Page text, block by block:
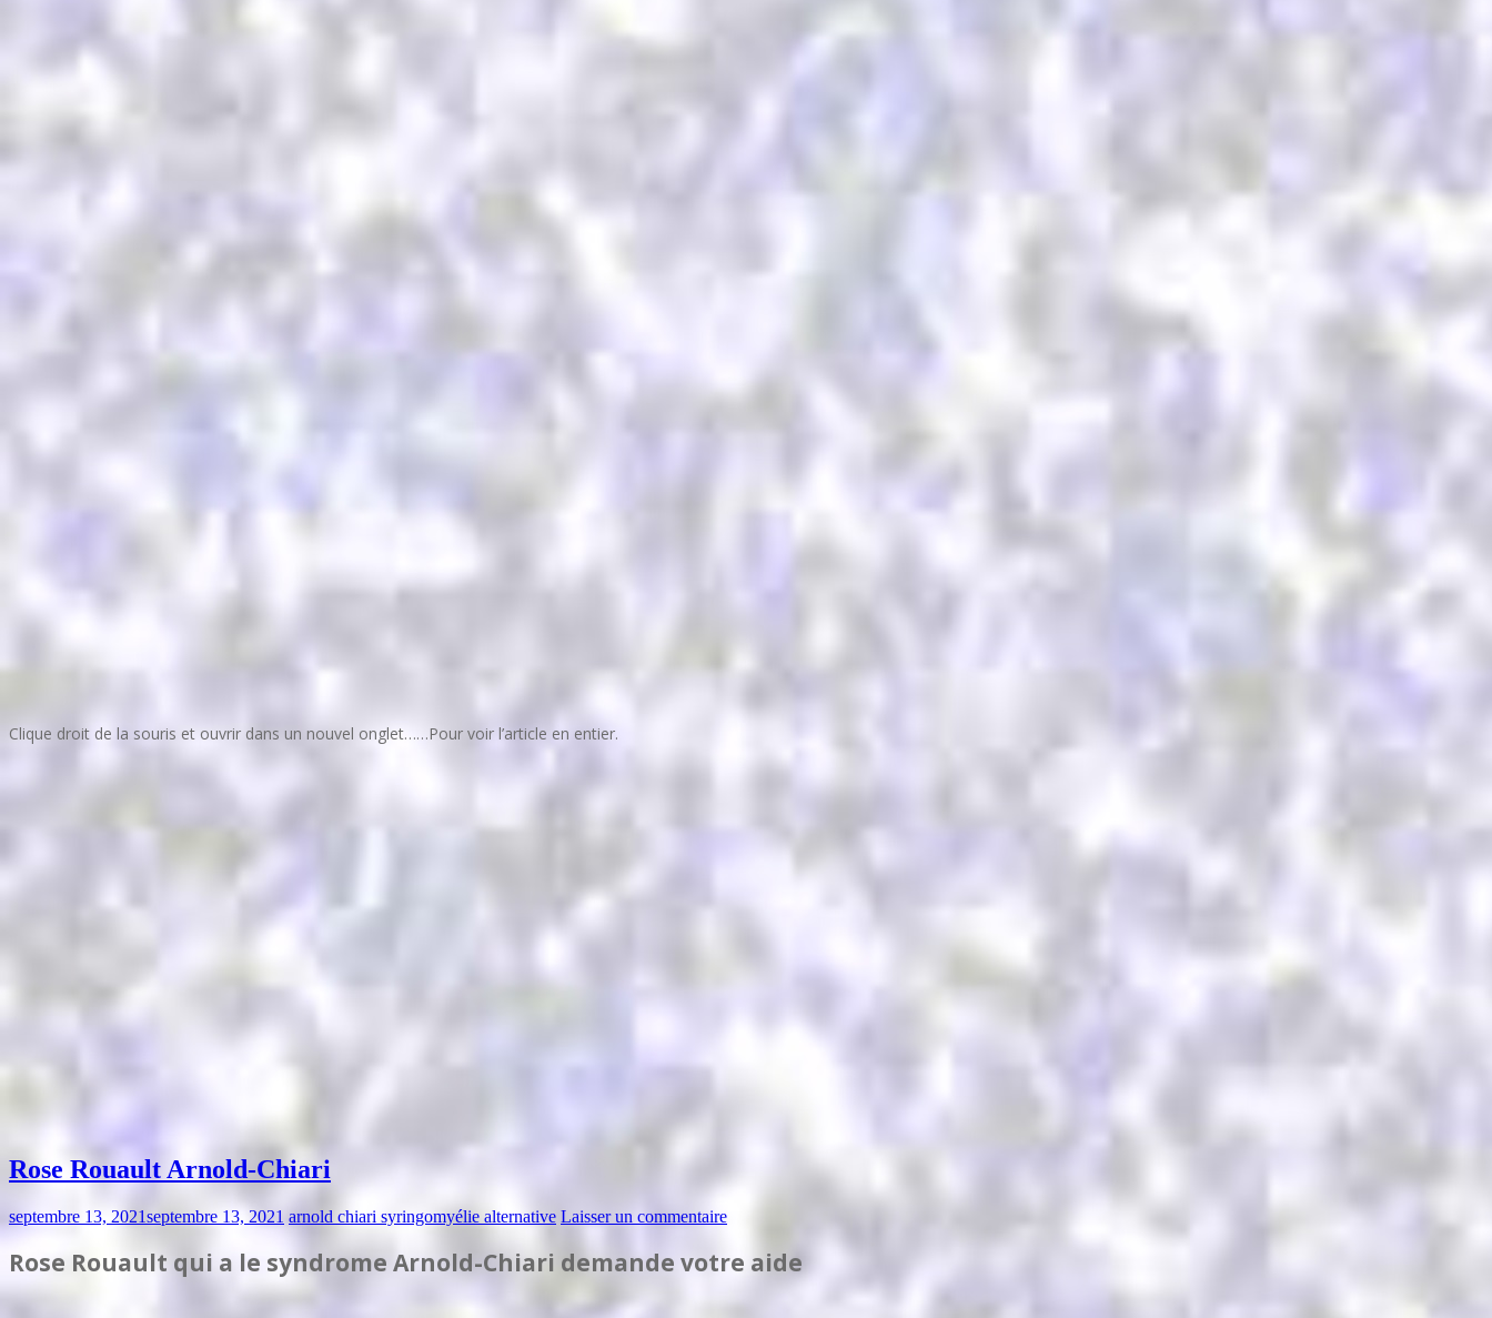
Clique droit de la souris et ouvrir dans un nouvel onglet……Pour voir l’article en entier.
Rose Rouault Arnold-Chiari
septembre 13, 2021septembre 13, 2021 arnold chiari syringomyélie alternative Laisser un commentaire
Rose Rouault qui a le syndrome Arnold-Chiari demande votre aide